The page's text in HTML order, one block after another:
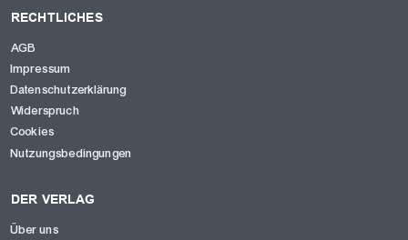
RECHTLICHES
AGB
Impressum
Datenschutzerklärung
Widerspruch
Cookies
Nutzungsbedingungen
DER VERLAG
Über uns